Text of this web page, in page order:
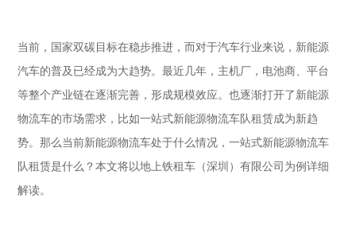
当前，国家双碳目标在稳步推进，而对于汽车行业来说，新能源
汽车的普及已经成为大趋势。最近几年，主机厂，电池商、平台
等整个产业链在逐渐完善，形成规模效应。也逐渐打开了新能源
物流车的市场需求，比如一站式新能源物流车队租赁成为新趋
势。那么当前新能源物流车处于什么情况，一站式新能源物流车
队租赁是什么？本文将以地上铁租车（深圳）有限公司为例详细
解读。